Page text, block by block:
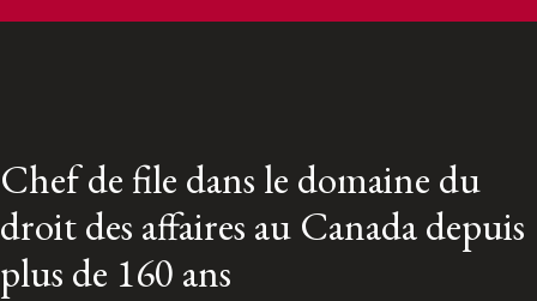
Chef de file dans le domaine du
droit des affaires au Canada depuis
plus de 160 ans